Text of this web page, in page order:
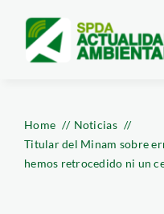
content
Home
Noticias
Titular del Minam sobre
hemos retrocedido ni un